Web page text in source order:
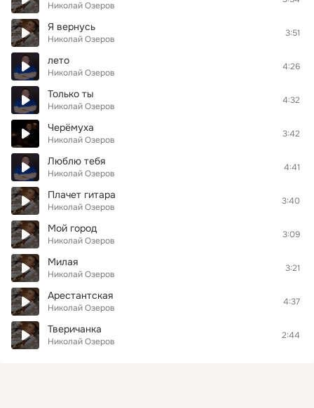
Николай Озеров
Я вернусь
Николай Озеров
3:51
лето
Николай Озеров
4:26
Только ты
Николай Озеров
4:32
Черёмуха
Николай Озеров
3:42
Люблю тебя
Николай Озеров
4:41
Плачет гитара
Николай Озеров
3:40
Мой город
Николай Озеров
3:09
Милая
Николай Озеров
3:21
Арестантская
Николай Озеров
4:37
Тверичанка
Николай Озеров
2:44